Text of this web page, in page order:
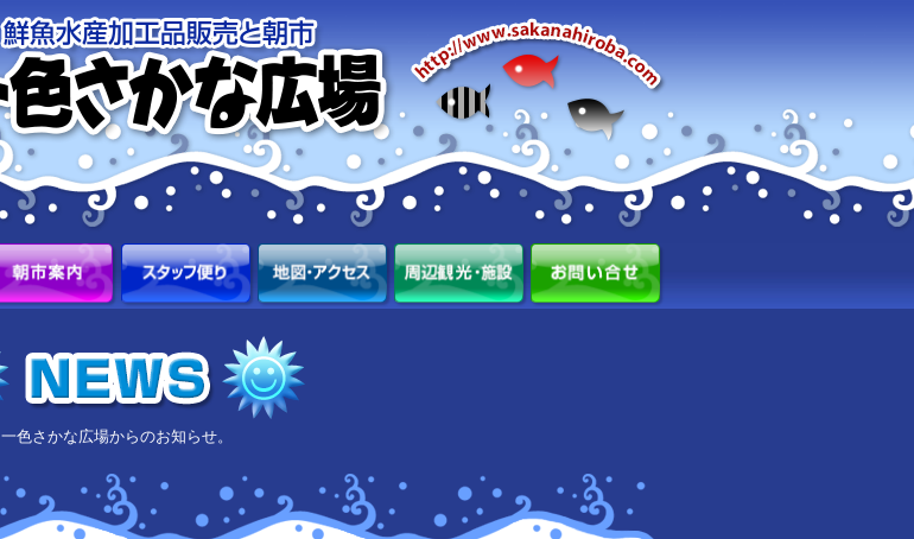
一色さかな広場からのお知らせ。